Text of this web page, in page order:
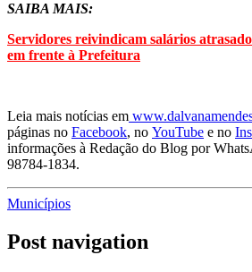
SAIBA MAIS:
Servidores reivindicam salários
em frente à Prefeitura
Leia mais notícias em
páginas no Facebook, no YouTube e no
informações à Redação do Blog por
98784-1834.
Municípios
Post navigation